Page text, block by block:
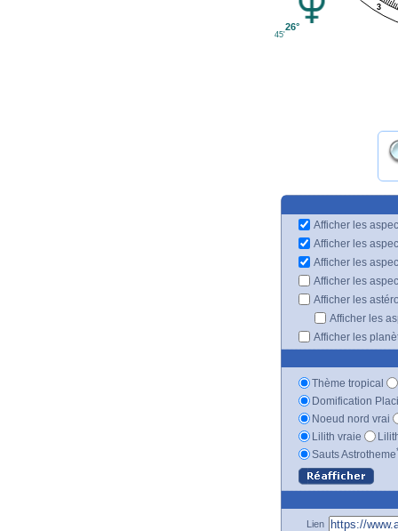
3
26°
45'
Afficher les
Afficher les
Afficher les
Afficher les
Afficher les
Afficher les
Afficher les
Thème tropical
Domification
Noeud nord vrai
Lilith vraie
Sauts Astrotheme
Lien